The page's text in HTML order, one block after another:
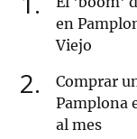
en
Viejo
2
Comprar
Pamplona
al mes